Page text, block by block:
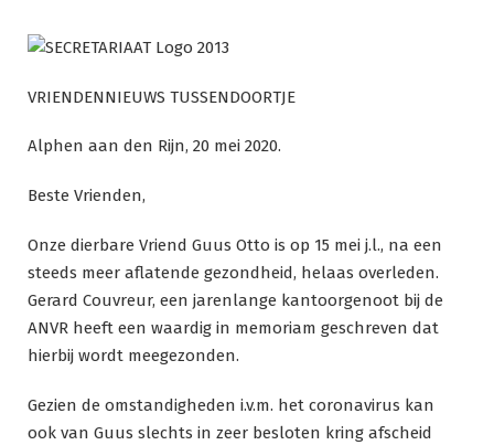
naar
inhoudVRIENDENNIEUWS TUSSENDOORTJE
Alphen aan den Rijn, 20 mei 2020.
Beste Vrienden,
Onze dierbare Vriend Guus Otto is op 15 mei j.l., na een
steeds meer aflatende gezondheid, helaas overleden.
Gerard Couvreur, een jarenlange kantoorgenoot bij de
ANVR heeft een waardig in memoriam geschreven dat
hierbij wordt meegezonden.
Gezien de omstandigheden i.v.m. het coronavirus kan
ook van Guus slechts in zeer besloten kring afscheid